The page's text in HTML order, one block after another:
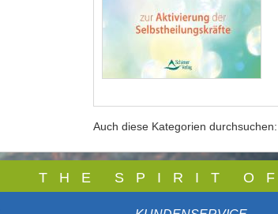
Auch diese Kategorien durchsuchen:
T H E S P I R I T O